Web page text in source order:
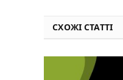
СХОЖІ СТАТТІ